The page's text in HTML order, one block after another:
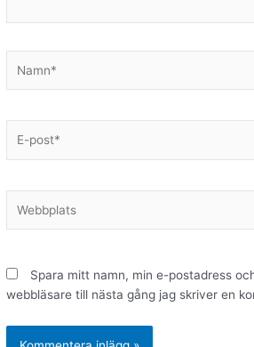
post*
Spara mitt namn, min e-postadress
webbläsare till nästa gång jag skriver en